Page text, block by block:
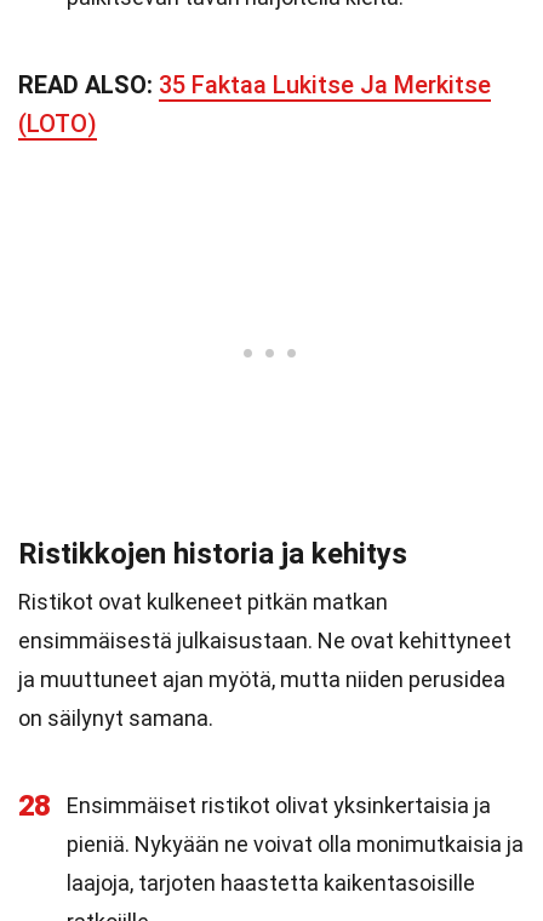
READ ALSO: 35 Faktaa Lukitse Ja Merkitse
(LOTO)
Ristikkojen historia ja kehitys
Ristikot ovat kulkeneet pitkän matkan
ensimmäisestä julkaisustaan. Ne ovat kehittyneet
ja muuttuneet ajan myötä, mutta niiden perusidea
on säilynyt samana.
28
Ensimmäiset ristikot olivat yksinkertaisia ja
pieniä. Nykyään ne voivat olla monimutkaisia ja
laajoja, tarjoten haastetta kaikentasoisille